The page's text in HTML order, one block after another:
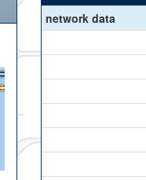
network data